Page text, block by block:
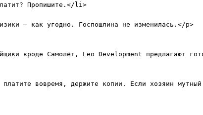
Пропишите.</li>
– как угодно. Госпошлина не изменилась.</p>
вроде Самолёт, Leo Development предлагают